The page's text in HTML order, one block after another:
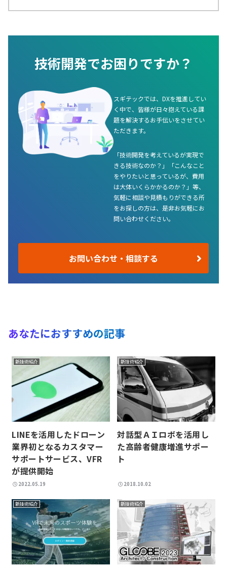
技術開発でお困りですか？
スギテックでは、DXを推進してい
く中で、皆様が日々抱えている課
題を解決するお手伝いをさせてい
ただきます。
「技術開発を考えているが実現で
きる技術なのか？」「こんなこと
をやりたいと思っているが、費用
は大体いくらかかるのか？」等、
気軽に相談や見積もりができる所
をお探しの方は、是非お気軽にお
問い合わせください。
お問い合わせ・相談する
あなたにおすすめの記事
新技術紹介
LINEを活用したドローン
業界初となるカスタマー
サポートサービス、VFR
が提供開始
2022.05.19
新技術紹介
対話型ＡＩロボを活用し
た高齢者健康増進サポー
ト
2018.10.02
新技術紹介 新技術紹介